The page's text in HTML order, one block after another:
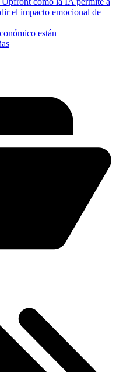
el impacto emocional de
están